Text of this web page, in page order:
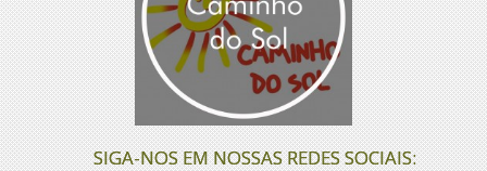
SIGA-NOS EM NOSSAS REDES SOCIAIS: